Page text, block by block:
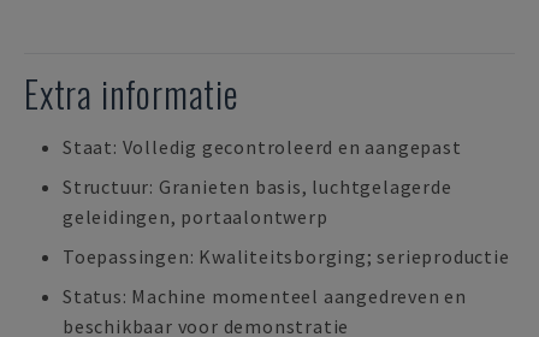
Extra informatie
Staat: Volledig gecontroleerd en aangepast
Structuur: Granieten basis, luchtgelagerde
geleidingen, portaalontwerp
Toepassingen: Kwaliteitsborging; serieproductie
Status: Machine momenteel aangedreven en
beschikbaar voor demonstratie